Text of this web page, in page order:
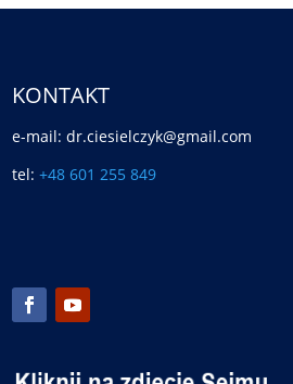
KONTAKT
e-mail: dr.ciesielczyk@gmail.com
tel:+48 601 255 849